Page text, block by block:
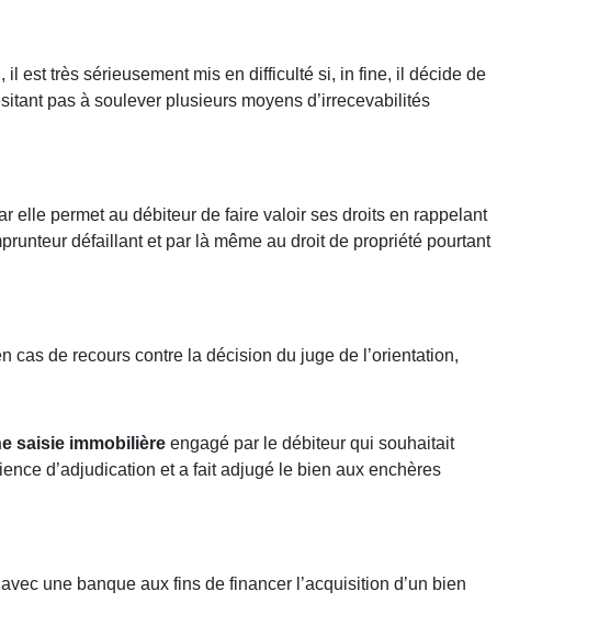
est très sérieusement mis en difficulté si, in fine, il décide de
pas à soulever plusieurs moyens d’irrecevabilités
elle permet au débiteur de faire valoir ses droits en rappelant
défaillant et par là même au droit de propriété pourtant
cas de recours contre la décision du juge de l’orientation,
saisie immobilière engagé par le débiteur qui souhaitait
d’adjudication et a fait adjugé le bien aux enchères
une banque aux fins de financer l’acquisition d’un bien